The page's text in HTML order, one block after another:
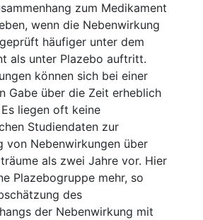
zum Medikament
wenn die Nebenwirkung
häufiger unter dem
als unter Plazebo auftritt.
können sich bei einer
Gabe über die Zeit erheblich
liegen oft keine
Studiendaten zur
von Nebenwirkungen über
als zwei Jahre vor. Hier
Plazebogruppe mehr, so
des
der Nebenwirkung mit